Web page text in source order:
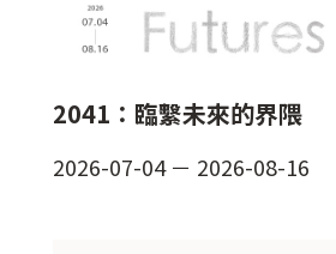
2041：臨繫未來的界隈
2026-07-04－ 2026-08-16